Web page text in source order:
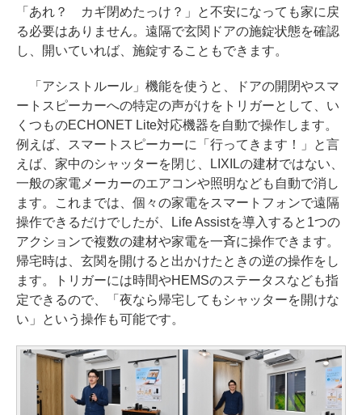
「あれ？ カギ閉めたっけ？」と不安になっても家に戻
る必要はありません。遠隔で玄関ドアの施錠状態を確認
し、開いていれば、施錠することもできます。
「アシストルール」機能を使うと、ドアの開閉やスマ
ートスピーカーへの特定の声がけをトリガーとして、い
くつものECHONET Lite対応機器を自動で操作します。
例えば、スマートスピーカーに「行ってきます！」と言
えば、家中のシャッターを閉じ、LIXILの建材ではない、
一般の家電メーカーのエアコンや照明なども自動で消し
ます。これまでは、個々の家電をスマートフォンで遠隔
操作できるだけでしたが、Life Assistを導入すると1つの
アクションで複数の建材や家電を一斉に操作できます。
帰宅時は、玄関を開けると出かけたときの逆の操作をし
ます。トリガーには時間やHEMSのステータスなども指
定できるので、「夜なら帰宅してもシャッターを開けな
い」という操作も可能です。